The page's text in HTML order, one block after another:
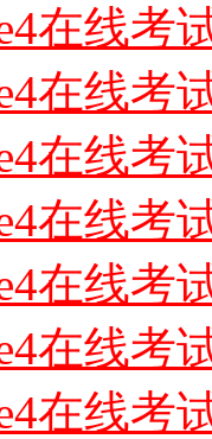
在线
在线
在线
在线
在线
在线
在线